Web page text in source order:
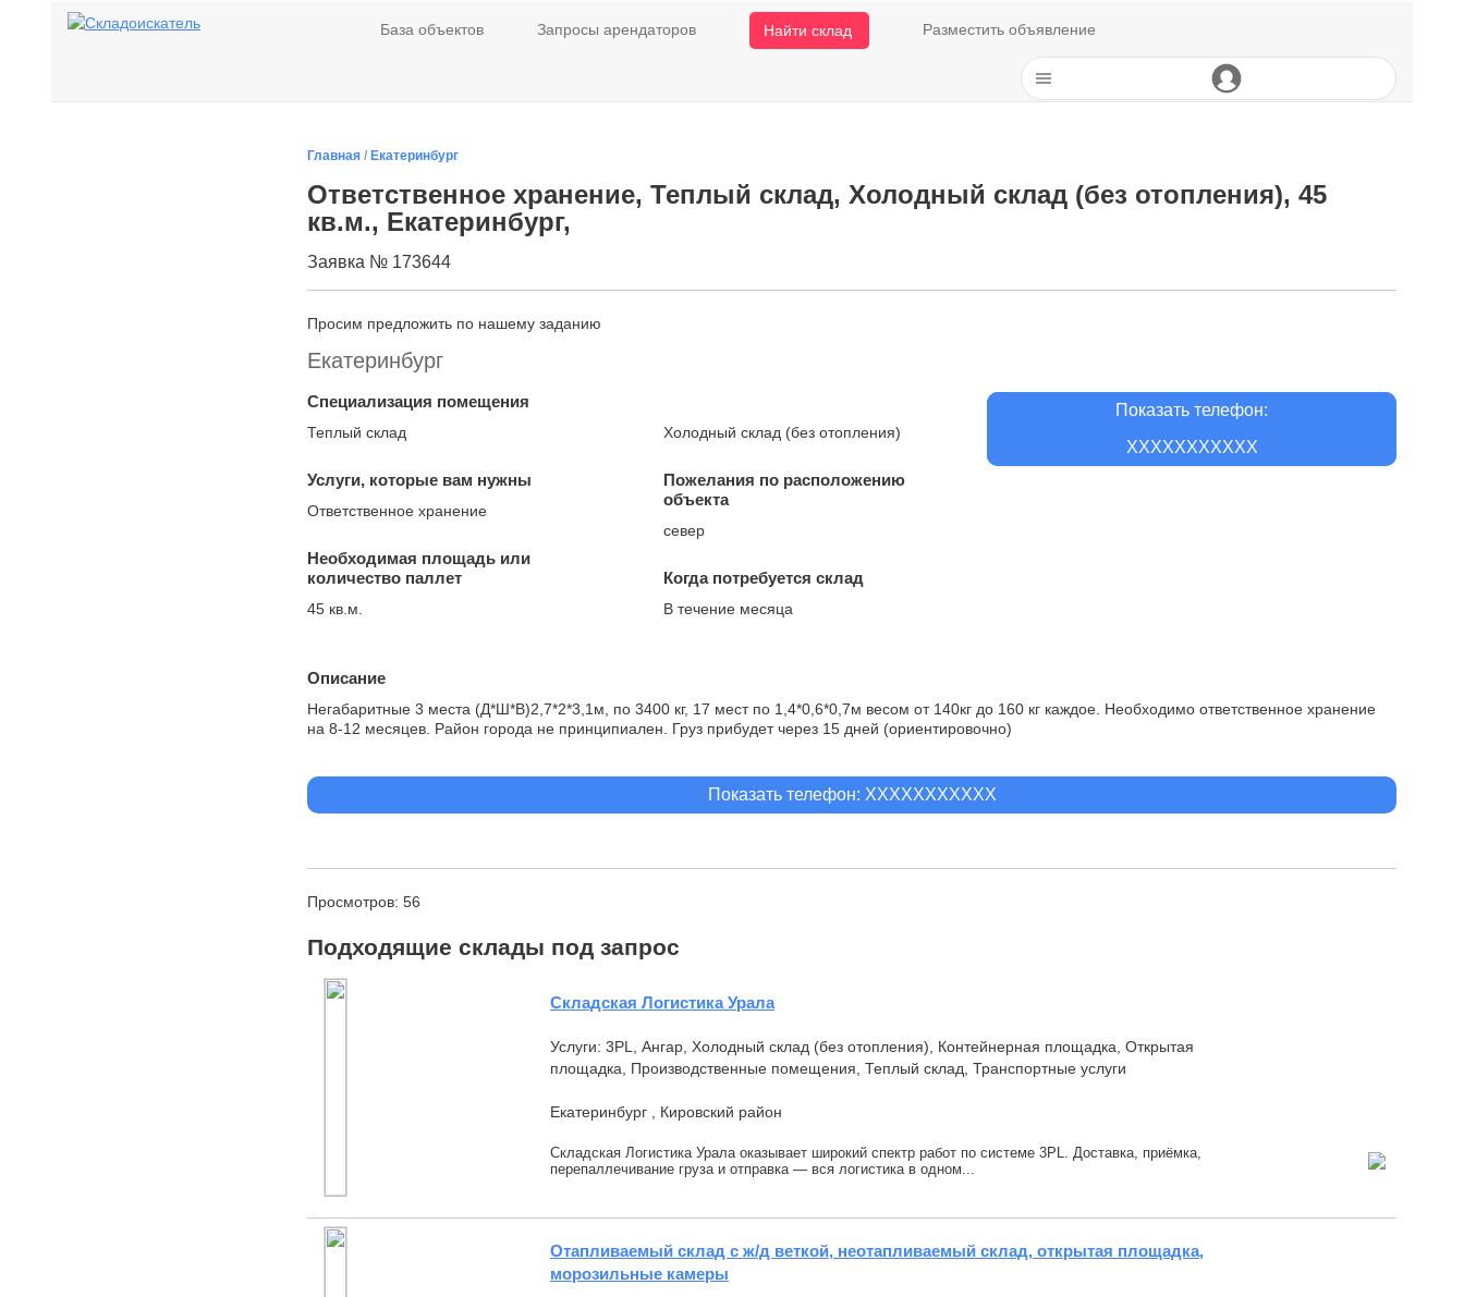
База объектов Запросы арендаторов Найти склад Разместить объявление
Главная / Екатеринбург
Ответственное хранение, Теплый склад, Холодный склад (без отопления), 45
кв.м., Екатеринбург,
Заявка № 173644
Просим предложить по нашему заданию
Екатеринбург
Показать телефон:
XXXXXXXXXXX
Специализация помещения
Теплый склад Холодный склад (без отопления)
Услуги, которые вам нужны
Ответственное хранение
Необходимая площадь или
количество паллет
45 кв.м.
Пожелания по расположению
объекта
север
Когда потребуется склад
В течение месяца
Описание
Негабаритные 3 места (Д*Ш*В)2,7*2*3,1м, по 3400 кг, 17 мест по 1,4*0,6*0,7м весом от 140кг до 160 кг каждое. Необходимо ответственное хранение
на 8-12 месяцев. Район города не принципиален. Груз прибудет через 15 дней (ориентировочно)
Показать телефон: XXXXXXXXXXX
Просмотров: 56
Подходящие склады под запрос
Складская Логистика Урала
Услуги: 3PL, Ангар, Холодный склад (без отопления), Контейнерная площадка, Открытая
площадка, Производственные помещения, Теплый склад, Транспортные услуги
Екатеринбург , Кировский район
Складская Логистика Урала оказывает широкий спектр работ по системе 3PL. Доставка, приёмка,
перепаллечивание груза и отправка — вcя логистика в oднoм...
Отапливаемый склад с ж/д веткой, неотапливаемый склад, открытая площадка,
морозильные камеры